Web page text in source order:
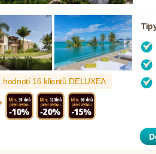
hodnotí 16 klientů DELUXEA